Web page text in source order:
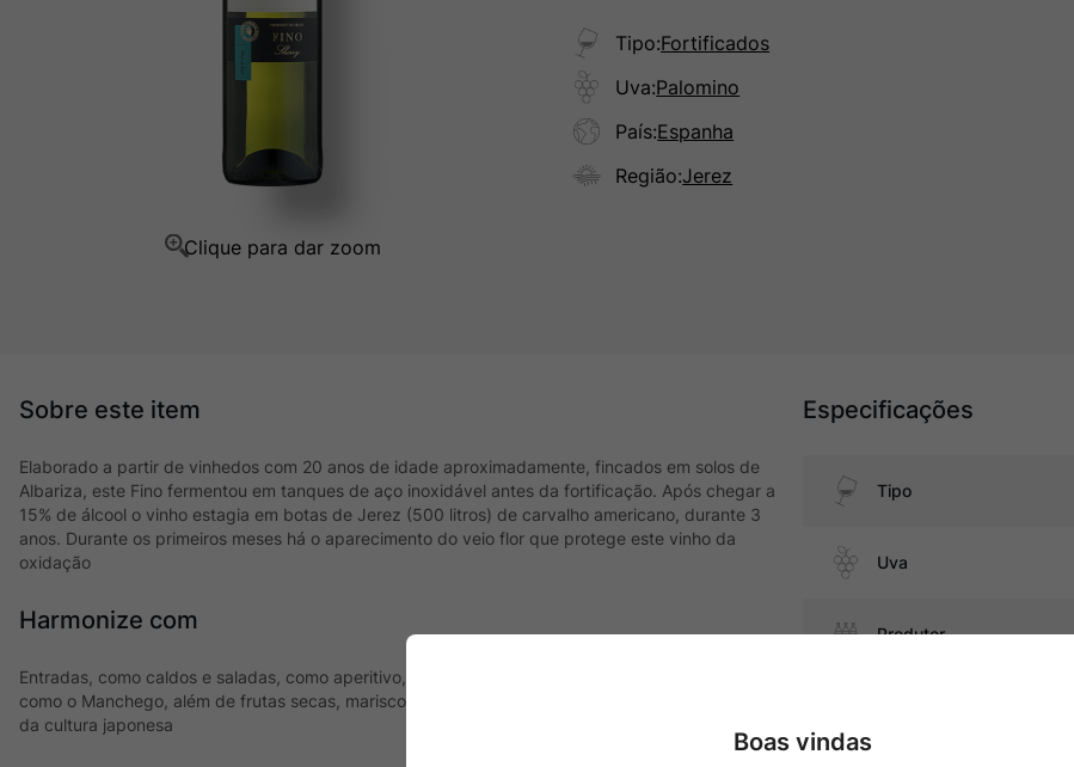
Tipo:Fortificados
Uva:Palomino
País:Espanha
Região:Jerez
Elaborado a partir de vinhedos com 20 anos de idade aproximadamente, fincados em solos de
Albariza, este Fino fermentou em tanques de aço inoxidável antes da fortificação. Após chegar a
15% de álcool o vinho estagia em botas de Jerez (500 litros) de carvalho americano, durante 3
anos. Durante os primeiros meses há o aparecimento do veio flor que protege este vinho da
oxidação
Harmonize com
Entradas, como caldos e saladas, como aperitivo, acompanhando presunto cru e queijos curados,
como o Manchego, além de frutas secas, mariscos, preparações a base de pescados, e pratos
da cultura japonesa
Especificações
Tipo
Uva
Produtor
Boas vindas